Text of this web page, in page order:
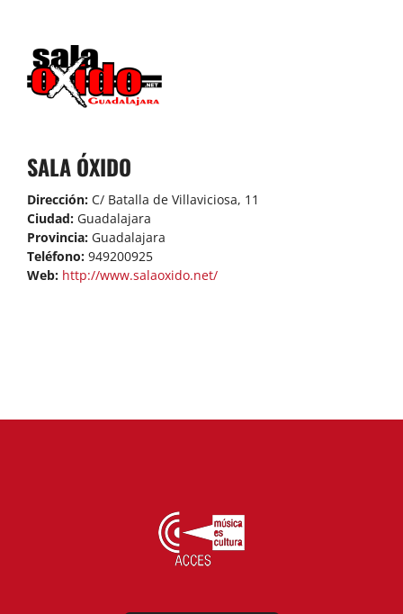
SALA ÓXIDO
Dirección: C/ Batalla de Villaviciosa, 11
Ciudad:Guadalajara
Provincia:Guadalajara
Teléfono:949200925
Web:http://www.salaoxido.net/